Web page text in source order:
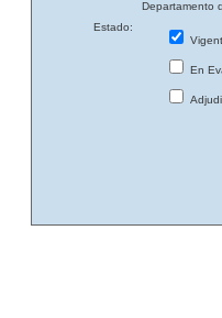
Departamento
Estado:
En